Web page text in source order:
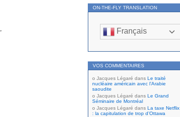
ON-THE-FLY TRANSLATION
Français
VOS COMMENTAIRES
Jacques Légaré dans Le traité
nucléaire américain avec l’Arabie
saoudite
Jacques Légaré dans Le Grand
Séminaire de Montréal
Jacques Légaré dans La taxe Netflix
: la capitulation de trop d’Ottawa